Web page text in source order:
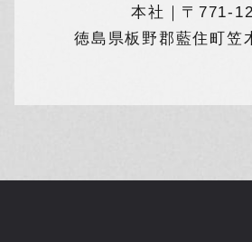
情報を提供することはありませ
人情報保護法その他の法令で認
除きます。
本社｜〒771-
徳島県板野郡藍住町笠